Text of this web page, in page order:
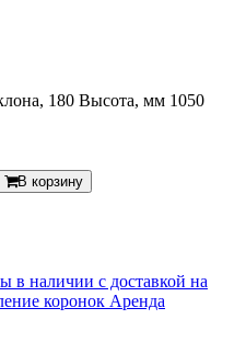
180 Высота, мм 1050
В корзину
в наличии с доставкой на
коронок Аренда